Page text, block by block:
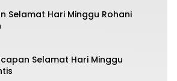
Selamat Hari Minggu Rohani
Selamat Hari Minggu